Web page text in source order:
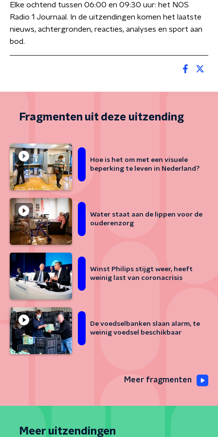
Elke ochtend tussen 06:00 en 09:30 uur: het NOS
Radio 1 Journaal. In de uitzendingen komen het laatste
nieuws, achtergronden, reacties, analyses en sport aan
bod.
Fragmenten uit deze uitzending
Hoe is het om met een visuele
beperking te leven in Nederland?
Water staat aan de lippen voor de
ouderenzorg
Winst Philips stijgt weer, heeft
weinig last van coronacrisis
De voedselbanken slaan alarm, te
weinig voedsel beschikbaar
Meer fragmenten
Meer uitzendingen